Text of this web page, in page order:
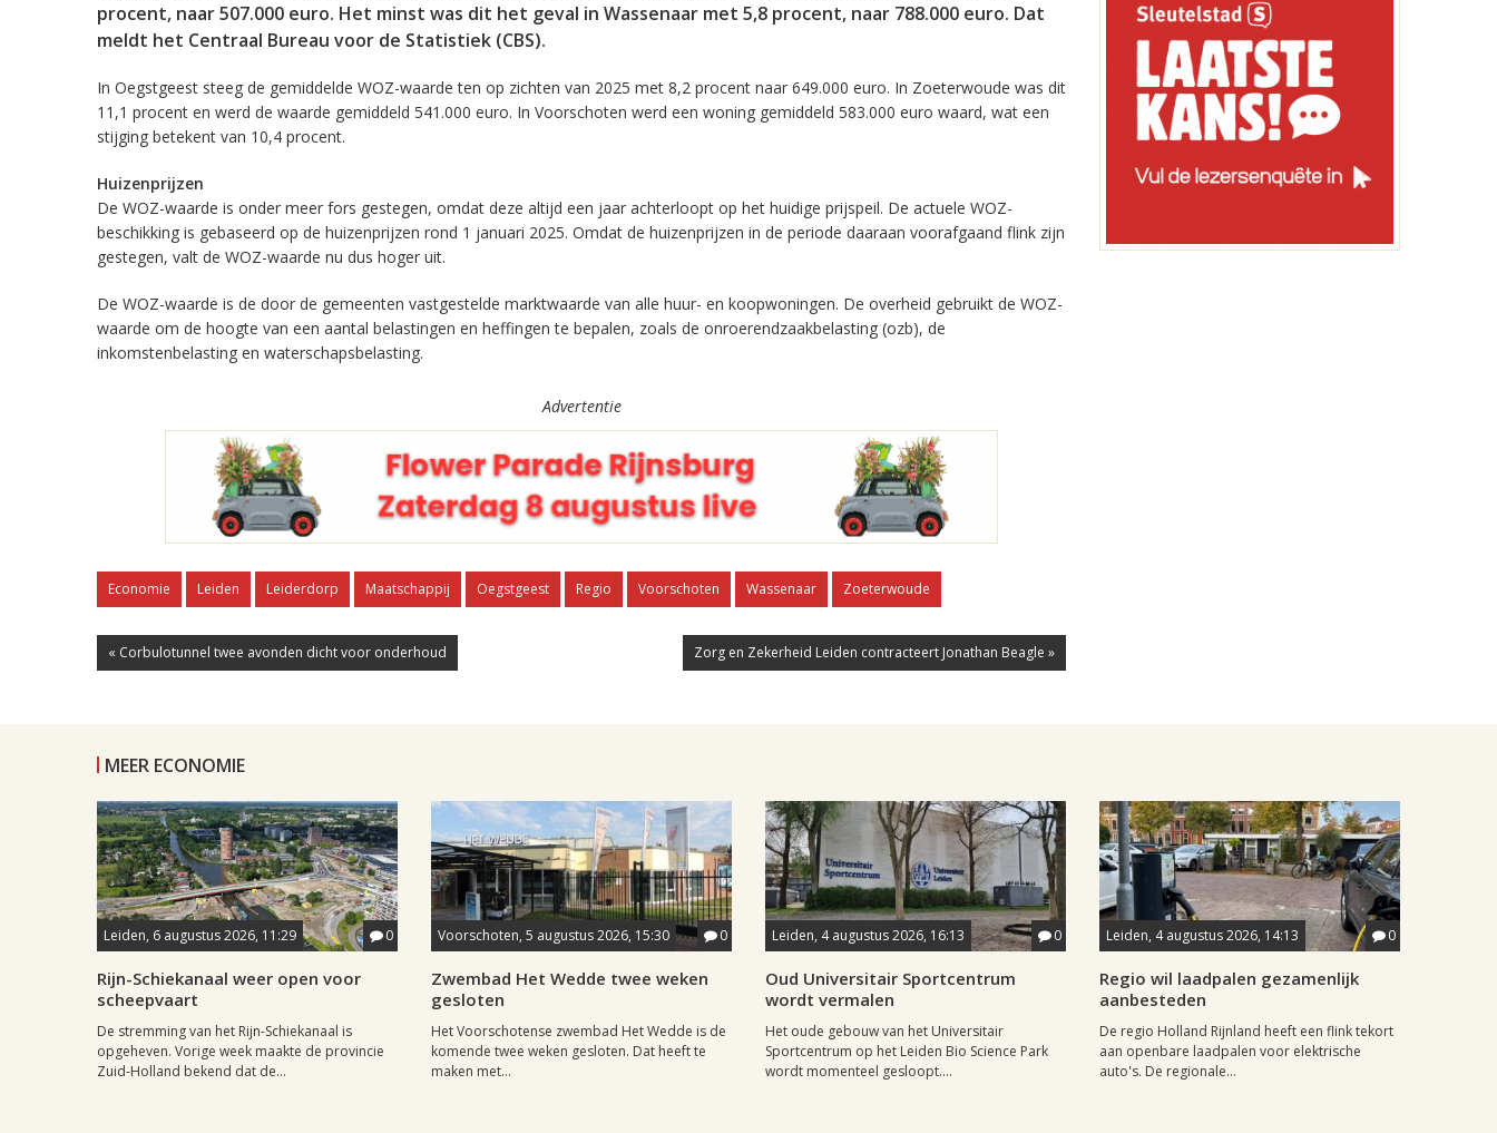
procent, naar 507.000 euro. Het minst was dit het geval in Wassenaar met 5,8 procent, naar 788.000 euro. Dat
meldt het Centraal Bureau voor de Statistiek (CBS).
In Oegstgeest steeg de gemiddelde WOZ-waarde ten op zichten van 2025 met 8,2 procent naar 649.000 euro. In Zoeterwoude was dit
11,1 procent en werd de waarde gemiddeld 541.000 euro. In Voorschoten werd een woning gemiddeld 583.000 euro waard, wat een
stijging betekent van 10,4 procent.
Huizenprijzen
De WOZ-waarde is onder meer fors gestegen, omdat deze altijd een jaar achterloopt op het huidige prijspeil. De actuele WOZ-
beschikking is gebaseerd op de huizenprijzen rond 1 januari 2025. Omdat de huizenprijzen in de periode daaraan voorafgaand flink zijn
gestegen, valt de WOZ-waarde nu dus hoger uit.
De WOZ-waarde is de door de gemeenten vastgestelde marktwaarde van alle huur- en koopwoningen. De overheid gebruikt de WOZ-
waarde om de hoogte van een aantal belastingen en heffingen te bepalen, zoals de onroerendzaakbelasting (ozb), de
inkomstenbelasting en waterschapsbelasting.
Advertentie
Economie Leiden Leiderdorp Maatschappij Oegstgeest Regio Voorschoten Wassenaar Zoeterwoude
« Corbulotunnel twee avonden dicht voor onderhoud Zorg en Zekerheid Leiden contracteert Jonathan Beagle »
MEER ECONOMIE
Leiden, 6 augustus 2026, 11:29 0
Rijn-Schiekanaal weer open voor
scheepvaart
De stremming van het Rijn-Schiekanaal is
opgeheven. Vorige week maakte de provincie
Zuid-Holland bekend dat de...
Voorschoten, 5 augustus 2026, 15:30 0
Zwembad Het Wedde twee weken
gesloten
Het Voorschotense zwembad Het Wedde is de
komende twee weken gesloten. Dat heeft te
maken met...
Leiden, 4 augustus 2026, 16:13 0
Oud Universitair Sportcentrum
wordt vermalen
Het oude gebouw van het Universitair
Sportcentrum op het Leiden Bio Science Park
wordt momenteel gesloopt....
Leiden, 4 augustus 2026, 14:13 0
Regio wil laadpalen gezamenlijk
aanbesteden
De regio Holland Rijnland heeft een flink tekort
aan openbare laadpalen voor elektrische
auto's. De regionale...